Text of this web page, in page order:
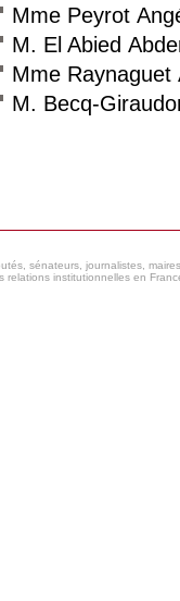
Mme Peyrot
M. El Abied
Mme Raynaguet
M. Becq-
sénateurs, journalistes,
relations institutionnelles en